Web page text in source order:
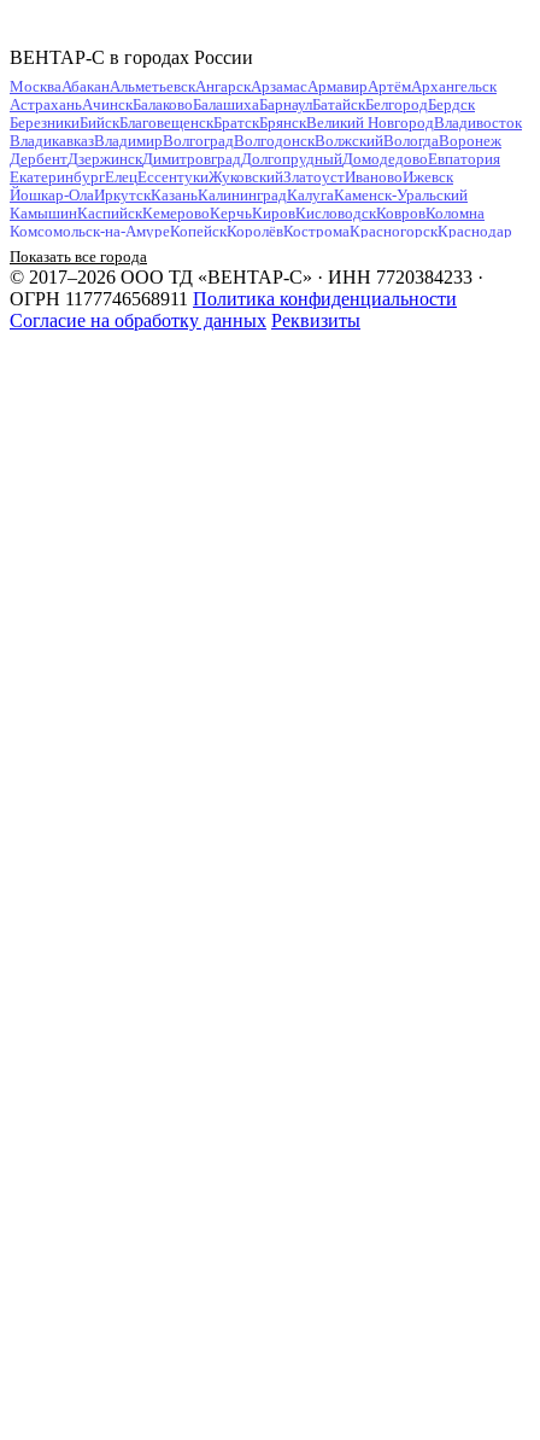
ВЕНТАР-С в городах России
МоскваАбаканАльметьевскАнгарскАрзамасАрмавирАртёмАрхангельск
АстраханьАчинскБалаковоБалашихаБарнаулБатайскБелгородБердск
БерезникиБийскБлаговещенскБратскБрянскВеликий НовгородВладивосток
ВладикавказВладимирВолгоградВолгодонскВолжскийВологдаВоронеж
ДербентДзержинскДимитровградДолгопрудныйДомодедовоЕвпатория
ЕкатеринбургЕлецЕссентукиЖуковскийЗлатоустИвановоИжевск
Йошкар-ОлаИркутскКазаньКалининградКалугаКаменск-Уральский
КамышинКаспийскКемеровоКерчьКировКисловодскКовровКоломна
Комсомольск-на-АмуреКопейскКоролёвКостромаКрасногорскКраснодар
Красноярск
МахачкалаМиассМурманск МуромМытищи Набережные ЧелныНальчик
Находка Невинномысск Нефтекамск НефтеюганскНижневартовскНижнекамск
Нижний НовгородНижний ТагилНовокузнецкНовокуйбышевск
НовомосковскНовороссийск НовосибирскНовочебоксарск
Показать все города
© 2017–2026 ООО ТД «ВЕНТАР-С» · ИНН 7720384233 ·
ОГРН 1177746568911 Политика конфиденциальности
Согласие на обработку данных Реквизиты